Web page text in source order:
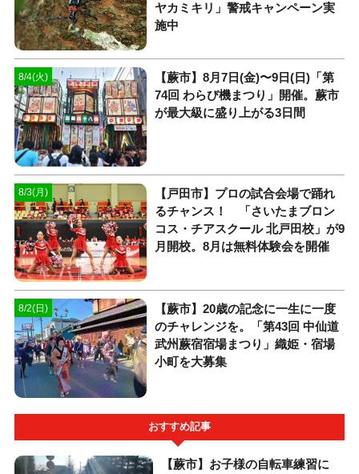
ヤカミキリ」警戒キャンペーン実
施中
8/4(火)
【蕨市】8月7日(金)〜9日(日)「第
74回 わらび機まつり」開催。蕨市
が最大級に盛り上がる3日間
8/3(月)
【戸田市】プロの試合会場で踊れ
るチャンス！ 「さいたまブロン
コス・チアスクール 北戸田校」が9
月開校。8月は無料体験会を開催
8/2(日)
【蕨市】20歳の記念に一生に一度
のチャレンジを。「第43回 中仙道
武州蕨宿宿場まつり」織姫・宿場
小町を大募集
おすすめ記事
【蕨市】お子様の自転車練習に